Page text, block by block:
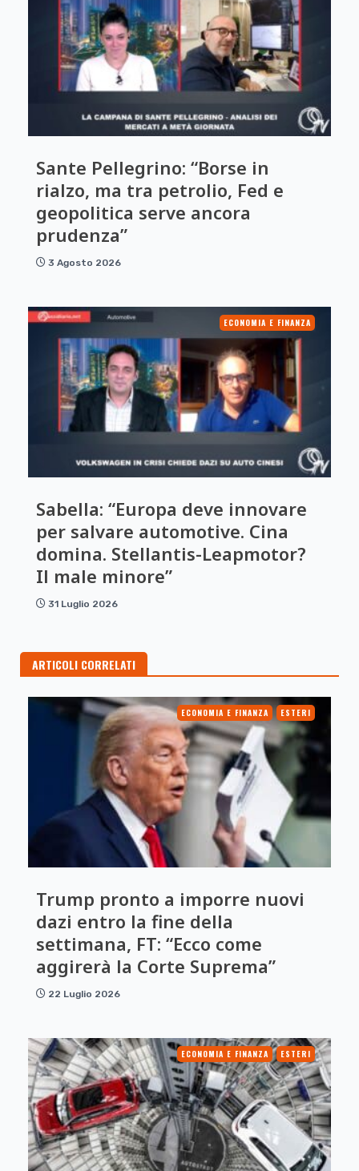
Sante Pellegrino: “Borse in
rialzo, ma tra petrolio, Fed e
geopolitica serve ancora
prudenza”
3 Agosto 2026
ECONOMIA E FINANZA
Sabella: “Europa deve innovare
per salvare automotive. Cina
domina. Stellantis-Leapmotor?
Il male minore”
31 Luglio 2026
ARTICOLI CORRELATI
ECONOMIA E FINANZA ESTERI
Trump pronto a imporre nuovi
dazi entro la fine della
settimana, FT: “Ecco come
aggirerà la Corte Suprema”
22 Luglio 2026
ECONOMIA E FINANZA ESTERI